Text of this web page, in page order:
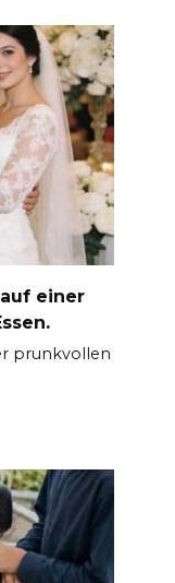
einer
prunkvollen